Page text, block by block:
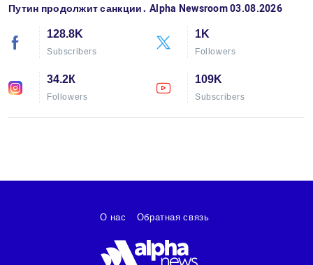
Путин продолжит санкции․ Alpha Newsroom 03.08.2026
128.8K
Subscribers
1K
Followers
34.2К
Followers
109K
Subscribers
О нас Обратная связь